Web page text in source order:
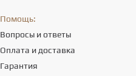
Помощь:
Вопросы и ответы
Оплата и доставка
Гарантия